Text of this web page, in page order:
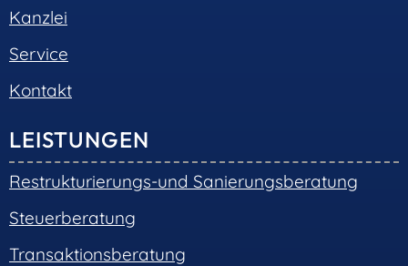
Kanzlei
Service
Kontakt
LEISTUNGEN
Restrukturierungs-und Sanierungsberatung
Steuerberatung
Transaktionsberatung